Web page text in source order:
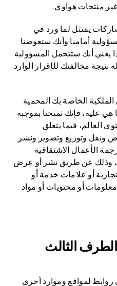
يمتثل لما ورد في
أمامنا وأنك ستعوضنا
يعني أنك ستتحمل المسؤولية
مخالفتك للإقرار الوارد
الملكية الخاصة بك المحمية
عليه، فإنك تمنحنا بموجبه
العالم، فيما يتعلق
ونقل وتوزيع وتصوير ونشر
الأعمال الاشتقاقية
وذلك عن طريق نشر أو عرض
أو علامات خدمة أو
أو محتويات أو مواد
الثالث
روابط لمواقع وموارد أخرى